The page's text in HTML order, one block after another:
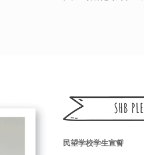
民望学校学生宣誓